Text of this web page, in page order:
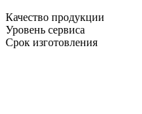
Качество продукции
Уровень сервиса
Срок изготовления